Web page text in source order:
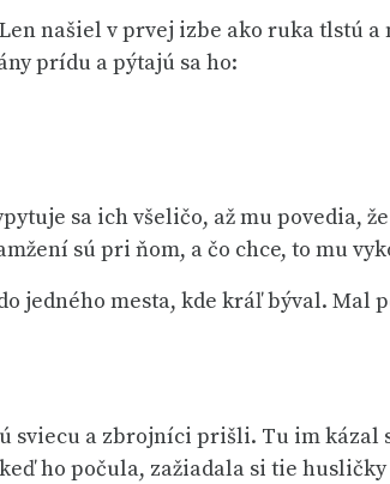
našiel v prvej izbe ako ruka tlstú a
prídu a pýtajú sa ho:
sa ich všeličo, až mu povedia,
sú pri ňom, a čo chce, to mu
jedného mesta, kde kráľ býval. Mal
sviecu a zbrojníci prišli. Tu im kázal
ho počula, zažiadala si tie